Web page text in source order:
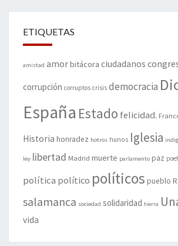
ETIQUETAS
amistad amorbitácora ciudadanos
corrupción corruptos crisis democracia
España Estado felicidad.
Historia honradez hotros hunos Iglesia
ley libertad Madrid muerte parlamento paz
política político políticos pueblo
salamanca sociedad solidaridad tierra
vida